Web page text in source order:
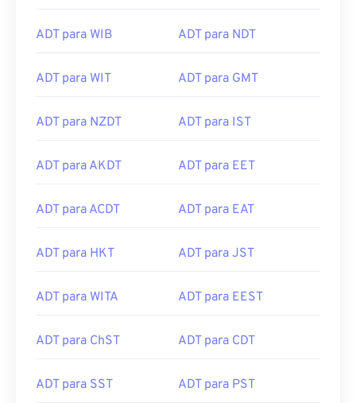
ADT para WIB ADT para NDT
ADT para WIT ADT para GMT
ADT para NZDT ADT para IST
ADT para AKDT ADT para EET
ADT para ACDT ADT para EAT
ADT para HKT ADT para JST
ADT para WITA ADT para EEST
ADT para ChST ADT para CDT
ADT para SST ADT para PST